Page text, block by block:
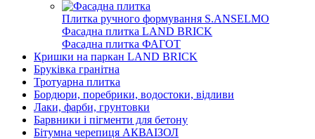
Плитка ручного формування S.ANSELMO
Фасадна плитка LAND BRICK
Фасадна плитка ФАГОТ
Кришки на паркан LAND BRICK
Бруківка гранітна
Тротуарна плитка
Бордюри, поребрики, водостоки, відливи
Лаки, фарби, грунтовки
Барвники і пігменти для бетону
Бітумна черепиця АКВАІЗОЛ